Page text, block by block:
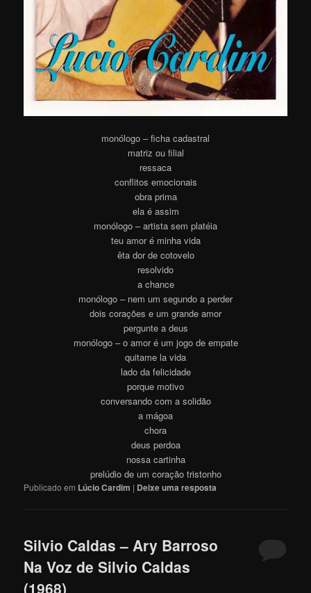
monólogo – ficha cadastral
matriz ou filial
ressaca
conflitos emocionais
obra prima
ela é assim
monólogo – artista sem platéia
teu amor é minha vida
êta dor de cotovelo
resolvido
a chance
monólogo – nem um segundo a perder
dois corações e um grande amor
pergunte a deus
monólogo – o amor é um jogo de empate
quitame la vida
lado da felicidade
porque motivo
conversando com a solidão
a mágoa
chora
deus perdoa
nossa cartinha
prelúdio de um coração tristonho
Publicado em Lúcio Cardim | Deixe uma resposta
Silvio Caldas – Ary Barroso
Na Voz de Silvio Caldas
(1968)